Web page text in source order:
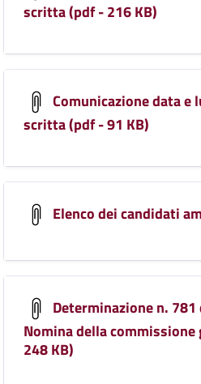
scritta (pdf - 216 KB)
Comunicazione data e
scritta (pdf - 91 KB)
Elenco dei candidati
Determinazione n.
Nomina della
248 KB)